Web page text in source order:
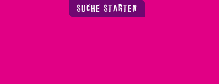
SUCHE STARTEN